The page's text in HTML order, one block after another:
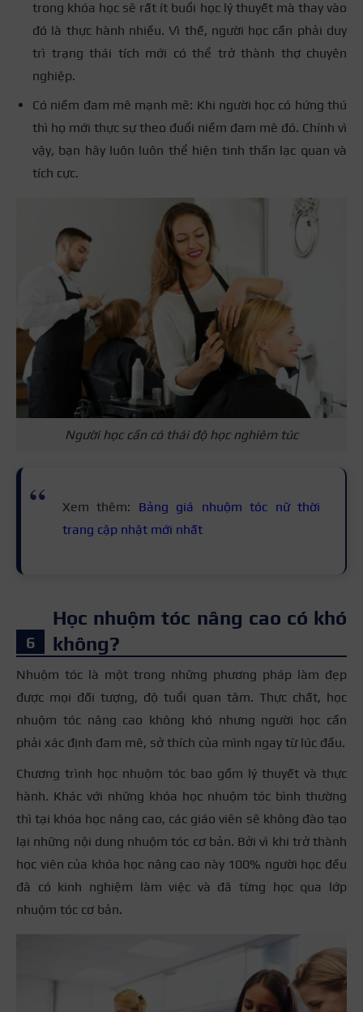
trong khóa học sẽ rất ít buổi học lý thuyết mà thay vào
đó là thực hành nhiều. Vì thế, người học cần phải duy
trì trạng thái tích mới có thể trở thành thợ chuyên
nghiệp.
Có niềm đam mê mạnh mẽ: Khi người học có hứng thú
thì họ mới thực sự theo đuổi niềm đam mê đó. Chính vì
vậy, bạn hãy luôn luôn thể hiện tinh thần lạc quan và
tích cực.
Người học cần có thái độ học nghiêm túc
Xem thêm: Bảng giá nhuộm tóc nữ thời
trang cập nhật mới nhất
Học nhuộm tóc nâng cao có khó
không?
Nhuộm tóc là một trong những phương pháp làm đẹp
được mọi đối tượng, độ tuổi quan tâm. Thực chất, học
nhuộm tóc nâng cao không khó nhưng người học cần
phải xác định đam mê, sở thích của mình ngay từ lúc đầu.
Chương trình học nhuộm tóc bao gồm lý thuyết và thực
hành. Khác với những khóa học nhuộm tóc bình thường
thì tại khóa học nâng cao, các giáo viên sẽ không đào tạo
lại những nội dung nhuộm tóc cơ bản. Bởi vì khi trở thành
học viên của khóa học nâng cao này 100% người học đều
đã có kinh nghiệm làm việc và đã từng học qua lớp
nhuộm tóc cơ bản.